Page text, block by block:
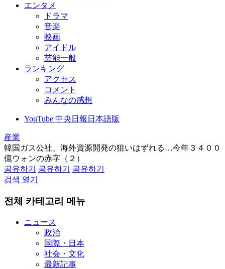
エンタメ
ドラマ
音楽
映画
アイドル
芸能一般
ランキング
アクセス
コメント
みんなの感想
YouTube 中央日報日本語版
産業
韓国ガス公社、海外資源開発の狙いはずれる…今年３４００
億ウォンの赤字（２）
공유하기
공유하기
공유하기
검색 열기
전체 카테고리 메뉴
ニュース
政治
国際・日本
社会・文化
最新記事